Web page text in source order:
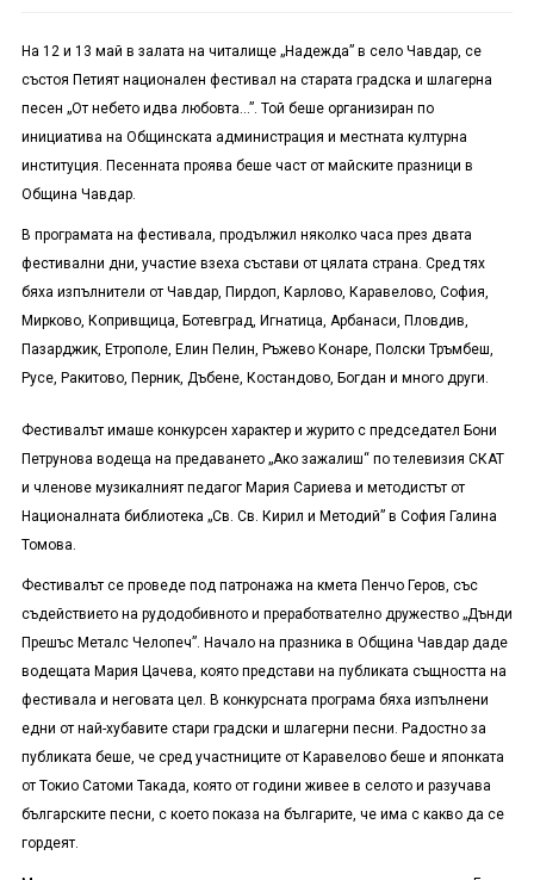
На 12 и 13 май в залата на читалище „Надежда” в село Чавдар, се
състоя Петият национален фестивал на старата градска и шлагерна
песен „От небето идва любовта…”. Той беше организиран по
инициатива на Общинската администрация и местната културна
институция. Песенната проява беше част от майските празници в
Община Чавдар.
В програмата на фестивала, продължил няколко часа през двата
фестивални дни, участие взеха състави от цялата страна. Сред тях
бяха изпълнители от Чавдар, Пирдоп, Карлово, Каравелово, София,
Мирково, Копривщица, Ботевград, Игнатица, Арбанаси, Пловдив,
Пазарджик, Етрополе, Елин Пелин, Ръжево Конаре, Полски Тръмбеш,
Русе, Ракитово, Перник, Дъбене, Костандово, Богдан и много други.
Фестивалът имаше конкурсен характер и журито с председател Бони
Петрунова водеща на предаването „Ако зажалиш“ по телевизия СКАТ
и членове музикалният педагог Мария Сариева и методистът от
Националната библиотека „Св. Св. Кирил и Методий” в София Галина
Томова.
Фестивалът се проведе под патронажа на кмета Пенчо Геров, със
съдействието на рудодобивното и преработвателно дружество „Дънди
Прешъс Металс Челопеч”. Начало на празника в Община Чавдар даде
водещата Мария Цачева, която представи на публиката същността на
фестивала и неговата цел. В конкурсната програма бяха изпълнени
едни от най-хубавите стари градски и шлагерни песни. Радостно за
публиката беше, че сред участниците от Каравелово беше и японката
от Токио Сатоми Такада, която от години живее в селото и разучава
българските песни, с което показа на българите, че има с какво да се
гордеят.